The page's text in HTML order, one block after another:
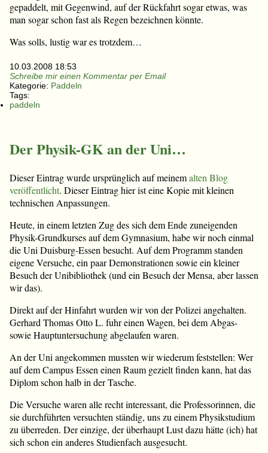
gepaddelt, mit Gegenwind, auf der Rückfahrt sogar etwas, was
man sogar schon fast als Regen bezeichnen könnte.
Was solls, lustig war es trotzdem…
10.03.2008 18:53
Schreibe mir einen Kommentar per Email
Kategorie: Paddeln
Tags:
paddeln
Der Physik-GK an der Uni…
Dieser Eintrag wurde ursprünglich auf meinemalten Blog
veröffentlicht. Dieser Eintrag hier ist eine Kopie mit kleinen
technischen Anpassungen.
Heute, in einem letzten Zug des sich dem Ende zuneigenden
Physik-Grundkurses auf dem Gymnasium, habe wir noch einmal
die Uni Duisburg-Essen besucht. Auf dem Programm standen
eigene Versuche, ein paar Demonstrationen sowie ein kleiner
Besuch der Unibibliothek (und ein Besuch der Mensa, aber lassen
wir das).
Direkt auf der Hinfahrt wurden wir von der Polizei angehalten.
Gerhard Thomas Otto L. fuhr einen Wagen, bei dem Abgas-
sowie Hauptuntersuchung abgelaufen waren.
An der Uni angekommen mussten wir wiederum feststellen: Wer
auf dem Campus Essen einen Raum gezielt finden kann, hat das
Diplom schon halb in der Tasche.
Die Versuche waren alle recht interessant, die Professorinnen, die
sie durchführten versuchten ständig, uns zu einem Physikstudium
zu überreden. Der einzige, der überhaupt Lust dazu hätte (ich) hat
sich schon ein anderes Studienfach ausgesucht.